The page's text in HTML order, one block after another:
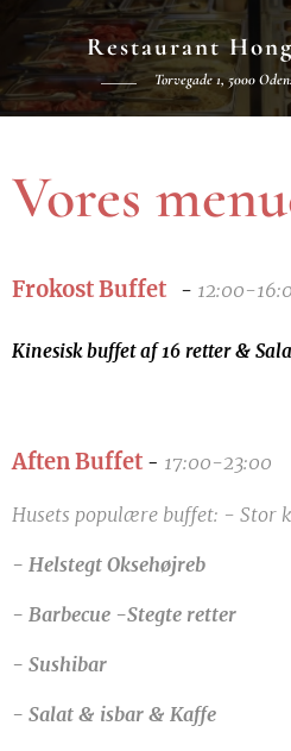
Restaurant
Torvegade 1, 5000
Vores
Frokost Buffet - 12:00-
Kinesisk buffet af 16 retter &
Aften Buffet - 17:00-23:00
Husets populære buffet: - Stor
- Helstegt Oksehøjreb
- Barbecue -Stegte retter
- Sushibar
- Salat & isbar & Kaffe